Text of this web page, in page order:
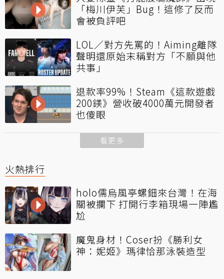
「梅川伊芙」Bug！這修了反而
會被負評吧
LOL／對方先罵的！Aiming離隊
聲明還原始末稱對方「不願與他
共事」
退款率99%！Steam《這款遊戲
200鎂》營收破4000萬元開發者
也傻眼
看更多
火熱排行
holo儒烏風亭螺鈿來台灣！在海
關被攔下 打開行李箱現場一陣尷
尬
魔鬼身材！Coser扮《勝利女
神：妮姬》瑪律恰那泳裝造型